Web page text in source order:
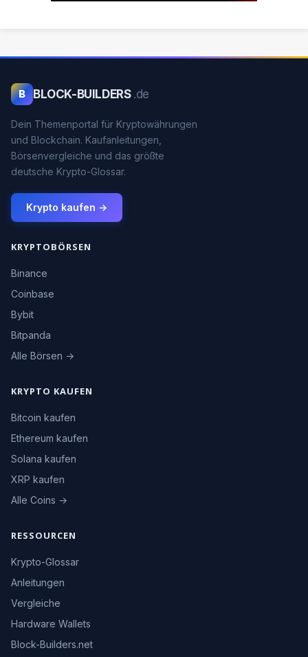
B BLOCK-BUILDERS .de
Dein Themenportal für Kryptowährungen
und Blockchain. Kaufanleitungen,
Börsenvergleiche und das größte
deutsche Krypto-Glossar.
Krypto kaufen →
KRYPTOBÖRSEN
Binance
Coinbase
Bybit
Bitpanda
Alle Börsen →
KRYPTO KAUFEN
Bitcoin kaufen
Ethereum kaufen
Solana kaufen
XRP kaufen
Alle Coins →
RESSOURCEN
Krypto-Glossar
Anleitungen
Vergleiche
Hardware Wallets
Block-Builders.net